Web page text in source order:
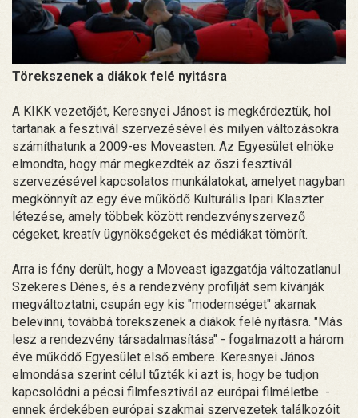
Törekszenek a diákok felé nyitásra
A KIKK vezetőjét, Keresnyei Jánost is megkérdeztük, hol
tartanak a fesztivál szervezésével és milyen változásokra
számíthatunk a 2009-es Moveasten. Az Egyesület elnöke
elmondta, hogy már megkezdték az őszi fesztivál
szervezésével kapcsolatos munkálatokat, amelyet nagyban
megkönnyít az egy éve működő Kulturális Ipari Klaszter
létezése, amely többek között rendezvényszervező
cégeket, kreatív ügynökségeket és médiákat tömörít.
Arra is fény derült, hogy a Moveast igazgatója változatlanul
Szekeres Dénes, és a rendezvény profilját sem kívánják
megváltoztatni, csupán egy kis "modernséget" akarnak
belevinni, továbbá törekszenek a diákok felé nyitásra. "Más
lesz a rendezvény társadalmasítása" - fogalmazott a három
éve működő Egyesület első embere. Keresnyei János
elmondása szerint célul tűzték ki azt is, hogy be tudjon
kapcsolódni a pécsi filmfesztivál az európai filméletbe -
ennek érdekében európai szakmai szervezetek találkozóit